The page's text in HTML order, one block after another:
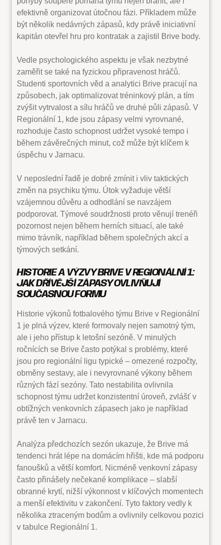
efektivně organizovat útočnou fázi. Příkladem může
být několik nedávných zápasů, kdy právě iniciativní
kapitán otevřel hru pro kontratak a zajistil Brive body.
Vedle psychologického aspektu je však nezbytné
zaměřit se také na fyzickou připravenost hráčů.
Studenti sportovních věd a analytici Brive pracují na
způsobech, jak optimalizovat tréninkový plán, a tím
zvýšit vytrvalost a sílu hráčů ve druhé půli zápasů. V
Regionální 1, kde jsou zápasy velmi vyrovnané,
rozhoduje často schopnost udržet vysoké tempo i
během závěrečných minut, což může být klíčem k
úspěchu v Jarnacu.
V neposlední řadě je dobré zmínit i vliv taktických
změn na psychiku týmu. Útok vyžaduje větší
vzájemnou důvěru a odhodlání se navzájem
podporovat. Týmové soudržnosti proto věnují trenéři
pozornost nejen během herních situací, ale také
mimo trávník, například během společných akcí a
týmových setkání.
HISTORIE A VÝZVY BRIVE V REGIONÁLNÍ 1:
JAK DŘÍVĚJŠÍ ZÁPASY OVLIVŇUJÍ
SOUČASNOU FORMU
Historie výkonů fotbalového týmu Brive v Regionální
1 je plná výzev, které formovaly nejen samotný tým,
ale i jeho přístup k letošní sezóně. V minulých
ročnících se Brive často potýkal s problémy, které
jsou pro regionální ligu typické – omezené rozpočty,
obměny sestavy, ale i nevyrovnané výkony během
různých fází sezóny. Tato nestabilita ovlivnila
schopnost týmu udržet konzistentní úroveň, zvlášť v
obtížných venkovních zápasech jako je například
právě ten v Jarnacu.
Analýza předchozích sezón ukazuje, že Brive má
tendenci hrát lépe na domácím hřišti, kde má podporu
fanoušků a větší komfort. Nicméně venkovní zápasy
často přinášely nečekané komplikace – slabší
obranné krytí, nižší výkonnost v klíčových momentech
a menší efektivitu v zakončení. Tyto faktory vedly k
několika ztraceným bodům a ovlivnily celkovou pozici
v tabulce Regionální 1.